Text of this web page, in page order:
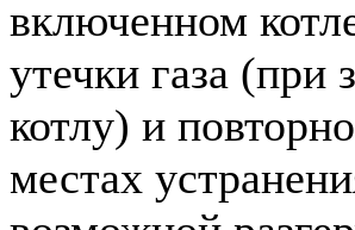
включенном
утечки газа (при
котлу) и
местах